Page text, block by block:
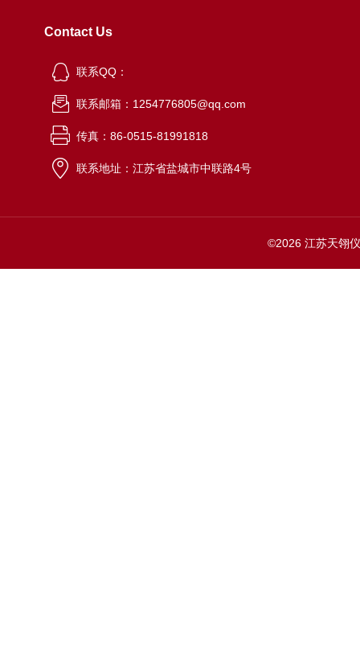
Contact Us
联系QQ：
联系邮箱：1254776805@qq.com
传真：86-0515-81991818
联系地址：江苏省盐城市中联路4号
©2026 江苏天翎